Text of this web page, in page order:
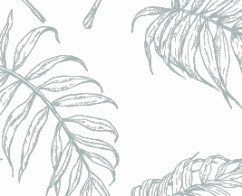
33cl
33cl